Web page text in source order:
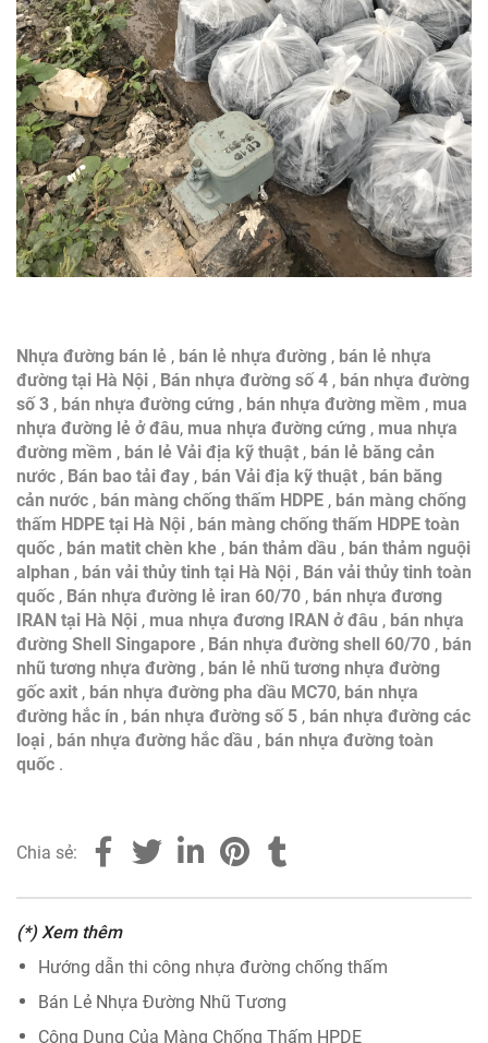
Nhựa đường bán lẻ , bán lẻ nhựa đường , bán lẻ nhựa
đường tại Hà Nội , Bán nhựa đường số 4 , bán nhựa đường
số 3 , bán nhựa đường cứng , bán nhựa đường mềm , mua
nhựa đường lẻ ở đâu, mua nhựa đường cứng , mua nhựa
đường mềm , bán lẻ Vải địa kỹ thuật , bán lẻ băng cản
nước , Bán bao tải đay , bán Vải địa kỹ thuật , bán băng
cản nước , bán màng chống thấm HDPE , bán màng chống
thấm HDPE tại Hà Nội , bán màng chống thấm HDPE toàn
quốc , bán matit chèn khe , bán thảm dầu , bán thảm nguội
alphan , bán vải thủy tinh tại Hà Nội , Bán vải thủy tinh toàn
quốc , Bán nhựa đường lẻ iran 60/70 , bán nhựa đương
IRAN tại Hà Nội , mua nhựa đương IRAN ở đâu , bán nhựa
đường Shell Singapore , Bán nhựa đường shell 60/70 , bán
nhũ tương nhựa đường , bán lẻ nhũ tương nhựa đường
gốc axit , bán nhựa đường pha dầu MC70, bán nhựa
đường hắc ín , bán nhựa đường số 5 , bán nhựa đường các
loại , bán nhựa đường hắc dầu , bán nhựa đường toàn
quốc .
Chia sẻ:
(*) Xem thêm
Hướng dẫn thi công nhựa đường chống thấm
Bán Lẻ Nhựa Đường Nhũ Tương
Công Dụng Của Màng Chống Thấm HPDE